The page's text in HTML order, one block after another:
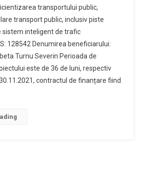
transportului public,
transport public, inclusiv piste
sistem inteligent de trafic
128542 Denumirea beneficiarului:
Turnu Severin Perioada de
este de 36 de luni, respectiv
contractul de finanțare fiind